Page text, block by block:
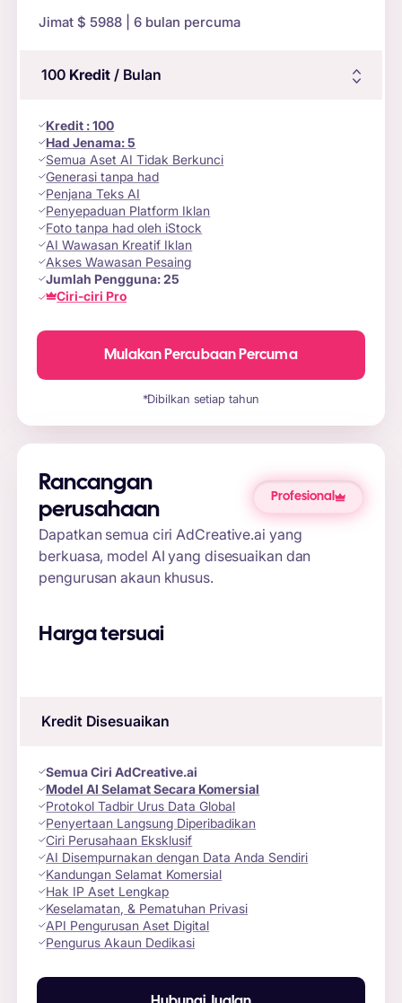
Jimat $ 5988 | 6 bulan percuma
100 Kredit/ Bulan
Kredit :100
Had Jenama:5
Semua Aset AI Tidak Berkunci
Generasi tanpa had
Penjana Teks AI
Penyepaduan Platform Iklan
Foto tanpa had oleh iStock
AI Wawasan Kreatif Iklan
Akses Wawasan Pesaing
Jumlah Pengguna:25
Ciri-ciri Pro
Mulakan Percubaan Percuma
*Dibilkan setiap tahun
Rancangan
perusahaan
Profesional
Dapatkan semua ciri AdCreative.ai yang
berkuasa, model AI yang disesuaikan dan
pengurusan akaun khusus.
Harga tersuai
Kredit Disesuaikan
Semua Ciri AdCreative.ai
Model AI Selamat Secara Komersial
Protokol Tadbir Urus Data Global
Penyertaan Langsung Diperibadikan
Ciri Perusahaan Eksklusif
AI Disempurnakan dengan Data Anda Sendiri
Kandungan Selamat Komersial
Hak IP Aset Lengkap
Keselamatan, & Pematuhan Privasi
API Pengurusan Aset Digital
Pengurus Akaun Dedikasi